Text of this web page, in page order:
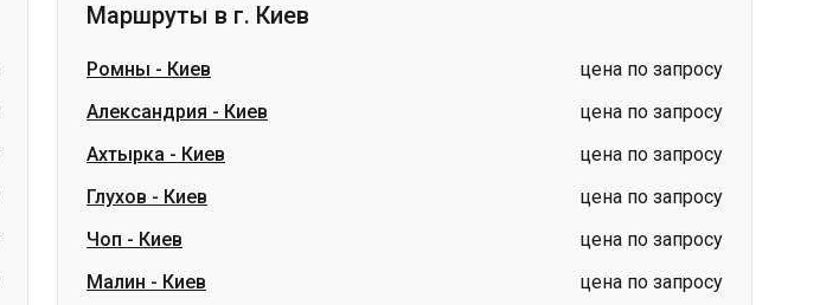
Маршруты в г. Киев
Ромны - Киев
цена по запросу
Александрия - Киев
цена по запросу
Ахтырка - Киев
цена по запросу
Глухов - Киев
цена по запросу
Чоп - Киев
цена по запросу
Малин - Киев
цена по запросу